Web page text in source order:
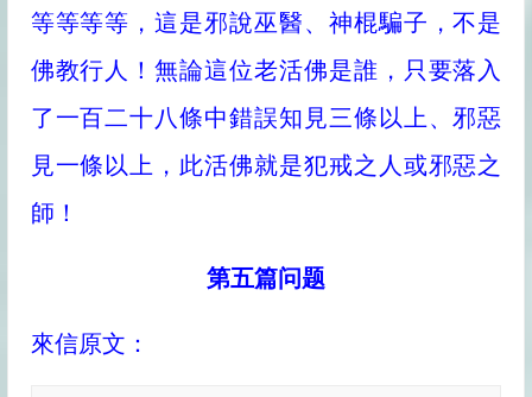
等等等等，這是邪說巫醫、神棍騙子，不是
佛教行人！無論這位老活佛是誰，只要落入
了一百二十八條中錯誤知見三條以上、邪惡
見一條以上，此活佛就是犯戒之人或邪惡之
師！
第五篇问题
來信原文：